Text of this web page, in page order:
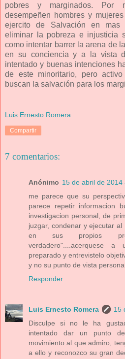
pobres y marginados. Por
desempeñen hombres y
ejercito de Salvación en mas
eliminar la pobreza e injusticia
como intentar barrer la arena de
en su conciencia y a la vista
intentado y buenas intenciones
de este minoritario, pero
buscan la salvación para los
Luis Ernesto Romera
Compartir
7 comentarios:
Anónimo 15 de abril de 2014
me parece que su
parece repetir informacion
investigacion personal, de
juzgar, condenar y ejecutar
en sus propios
verdadero"....acerquese
preparado y entrevistelo
y no su punto de vista
Responder
Luis Ernesto Romera
15
Disculpe si no le ha
intentado dar un punto
movimiento al que admiro,
a ello y reconozco su gran